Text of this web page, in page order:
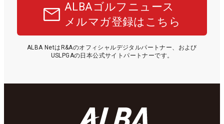
ALBAゴルフニュース
メルマガ登録はこちら
ALBA NetはR&Aのオフィシャルデジタルパートナー、および
USLPGAの日本公式サイトパートナーです。